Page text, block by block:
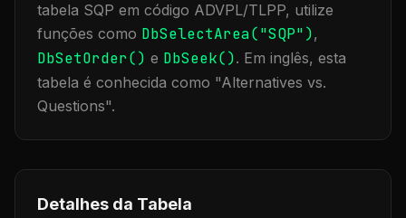
tabela SQP em código ADVPL/TLPP, utilize
funções como DbSelectArea("SQP"),
DbSetOrder() e DbSeek(). Em inglês, esta
tabela é conhecida como "Alternatives vs.
Questions".
Detalhes da Tabela